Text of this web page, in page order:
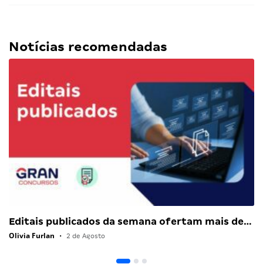
Notícias recomendadas
Editais publicados da semana ofertam mais de…
Olivia Furlan • 2 de Agosto